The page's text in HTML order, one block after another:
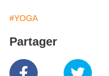
#YOGA
Partager